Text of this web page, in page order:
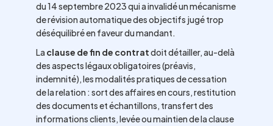
du 14 septembre 2023 qui a invalidé un mécanisme
de révision automatique des objectifs jugé trop
déséquilibré en faveur du mandant.
La clause de fin de contratdoit détailler, au-delà
des aspects légaux obligatoires (préavis,
indemnité), les modalités pratiques de cessation
de la relation : sort des affaires en cours, restitution
des documents et échantillons, transfert des
informations clients, levée ou maintien de la clause